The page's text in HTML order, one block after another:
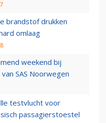
brandstof drukken
omlaag
weekend bij
SAS Noorwegen
testvlucht voor
passagierstoestel